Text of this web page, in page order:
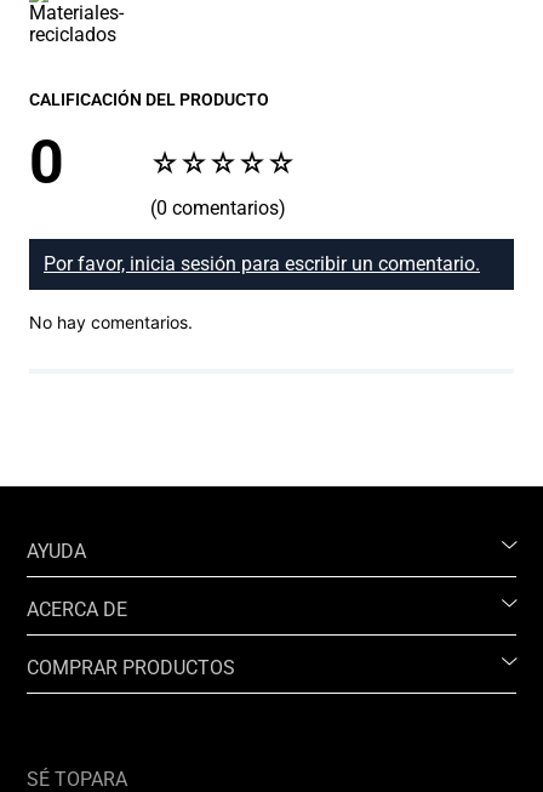
CALIFICACIÓN DEL PRODUCTO
☆☆☆☆☆
0
(0 comentarios)
Por favor, inicia sesión para escribir un comentario.
No hay comentarios.
AYUDA
ACERCA DE
COMPRAR PRODUCTOS
SÉ TOPARA